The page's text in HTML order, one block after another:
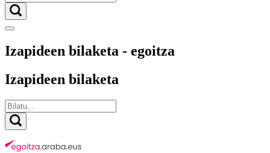
Izapideen bilaketa - egoitza
Izapideen bilaketa